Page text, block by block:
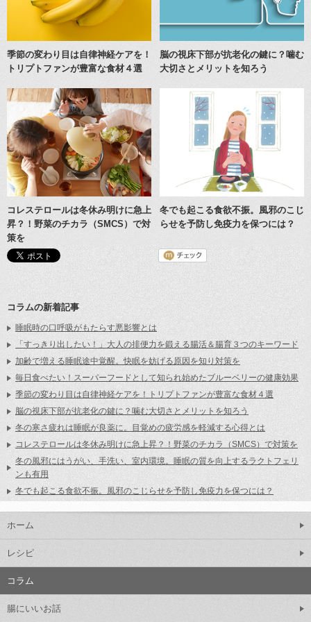
季節の変わり目は自律神経ケアを！
トリプトファンが豊富な食材４選
脳の視床下部が抗老化の鍵に？噛む
大切さとメリットを知ろう
コレステロールは冬休み明けに急上
昇？！野菜のチカラ（SMCS）で対
策を
冬でも起こる食欲不振。風邪のこじ
らせを予防し免疫力を保つには？
コラムの新着記事
睡眠時の口呼吸がもたらす悪影響とは
「すっきり出したい！」大人の排便力を鍛える腸活＆腸育３つのキーワード
加齢で増える睡眠途中覚醒。快眠を妨げる原因を知り対策を
毎日食べたい！スーパーフードとして知られ始めたブルーベリーの健康効果
季節の変わり目は自律神経ケアを！トリプトファンが豊富な食材４選
脳の視床下部が抗老化の鍵に？噛む大切さとメリットを知ろう
冬の寒さ疲れは睡眠が良薬に。目覚めの疲労感を軽減する心得とは
コレステロールは冬休み明けに急上昇？！野菜のチカラ（SMCS）で対策を
冬の風邪にはうがい、手洗い、室内環境。睡眠の質を向上するラクトフェリ
ンも有用
冬でも起こる食欲不振。風邪のこじらせを予防し免疫力を保つには？
ホーム
レシピ
コラム
腸にいいお話